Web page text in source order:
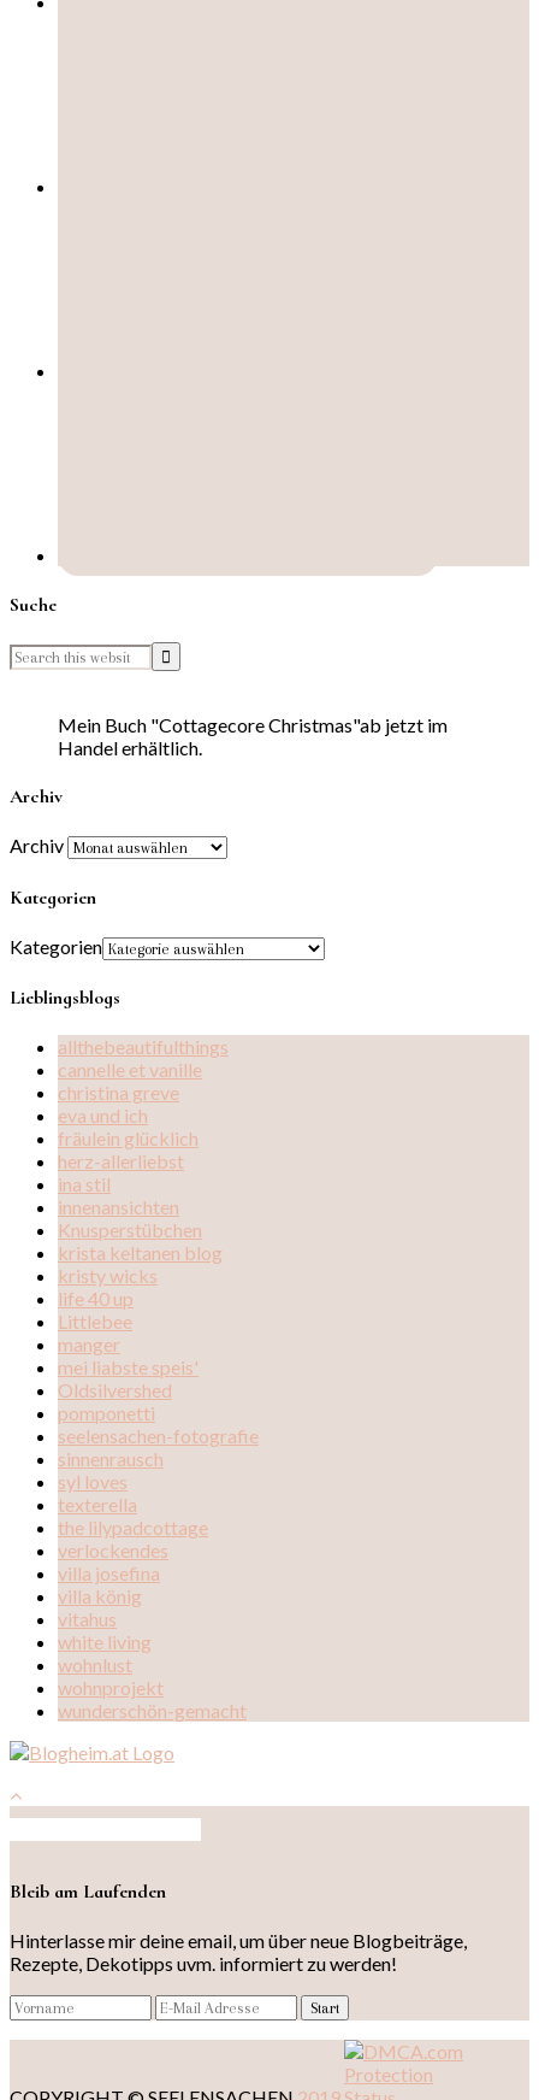
Suche
Mein Buch "Cottagecore Christmas"ab jetzt im
Handel erhältlich.
Archiv
Archiv
Kategorien
Kategorien
Lieblingsblogs
allthebeautifulthings
cannelle et vanille
christina greve
eva und ich
fräulein glücklich
herz-allerliebst
ina stil
innenansichten
Knusperstübchen
krista keltanen blog
kristy wicks
life 40 up
Littlebee
manger
mei liabste speis'
Oldsilvershed
pomponetti
seelensachen-fotografie
sinnenrausch
syl loves
texterella
the lilypadcottage
verlockendes
villa josefina
villa könig
vitahus
white living
wohnlust
wohnprojekt
wunderschön-gemacht
Bleib am Laufenden
Hinterlasse mir deine email, um über neue Blogbeiträge,
Rezepte, Dekotipps uvm. informiert zu werden!